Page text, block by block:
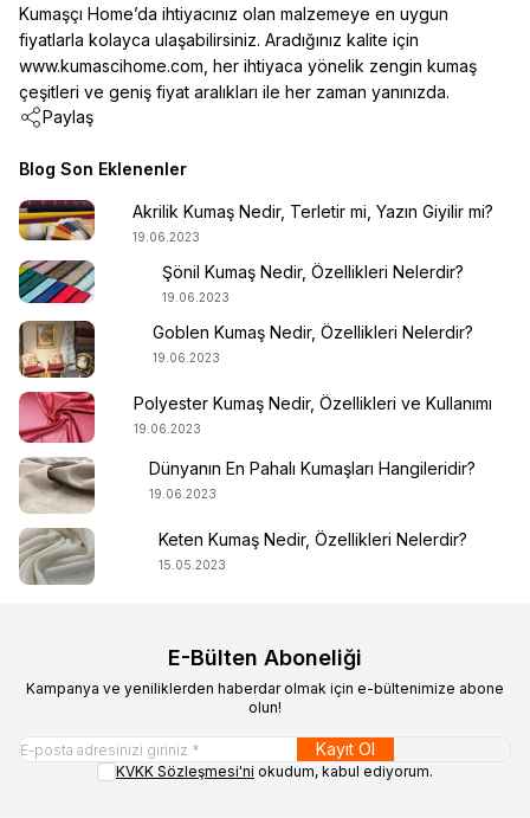
Kumaşçı Home’da ihtiyacınız olan malzemeye en uygun
fiyatlarla kolayca ulaşabilirsiniz. Aradığınız kalite için
www.kumascihome.com , her ihtiyaca yönelik zengin kumaş
çeşitleri ve geniş fiyat aralıkları ile her zaman yanınızda.
Paylaş
Blog Son Eklenenler
Akrilik Kumaş Nedir, Terletir mi, Yazın Giyilir mi?
19.06.2023
Şönil Kumaş Nedir, Özellikleri Nelerdir?
19.06.2023
Goblen Kumaş Nedir, Özellikleri Nelerdir?
19.06.2023
Polyester Kumaş Nedir, Özellikleri ve Kullanımı
19.06.2023
Dünyanın En Pahalı Kumaşları Hangileridir?
19.06.2023
Keten Kumaş Nedir, Özellikleri Nelerdir?
15.05.2023
E-Bülten Aboneliği
Kampanya ve yeniliklerden haberdar olmak için e-bültenimize abone
olun!
Kayıt Ol
KVKK Sözleşmesi'ni okudum, kabul ediyorum.